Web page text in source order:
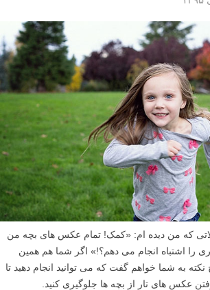
که من دیده ام: «کمک! تمام عکس های بچه من
را اشتباه انجام می دهم؟!» اگر شما هم همین
به شما خواهم گفت که می توانید انجام دهید تا
عکس های تار از بچه ها جلوگیری کنید.